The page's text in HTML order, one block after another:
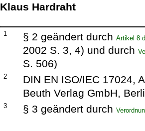
Klaus Hardraht
1 § 2 geändert durchArtikel 8
2002 S. 3, 4) und durch
S. 506)
2
DIN EN ISO/IEC 17024,
Beuth Verlag GmbH,
3 § 3 geändert durch